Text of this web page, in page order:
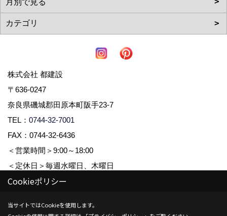
株式会社 都建設
〒636-0247
奈良県磯城郡田原本町阪手23-7
TEL： 0744-32-7001
FAX：0744-32-6436
＜営業時間＞9:00～18:00
＜定休日＞毎週水曜日、木曜日
Copyright (c) 株式会社都建設. All Rights Reserved.
Cookieポリシー
当サイトではCookieを使用します。